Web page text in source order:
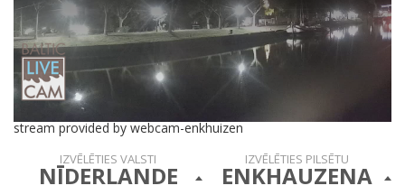
stream provided by webcam-enkhuizen
IZVĒLĒTIES VALSTI
NĪDERLANDE
IZVĒLĒTIES PILSĒTU
ENKHAUZENA